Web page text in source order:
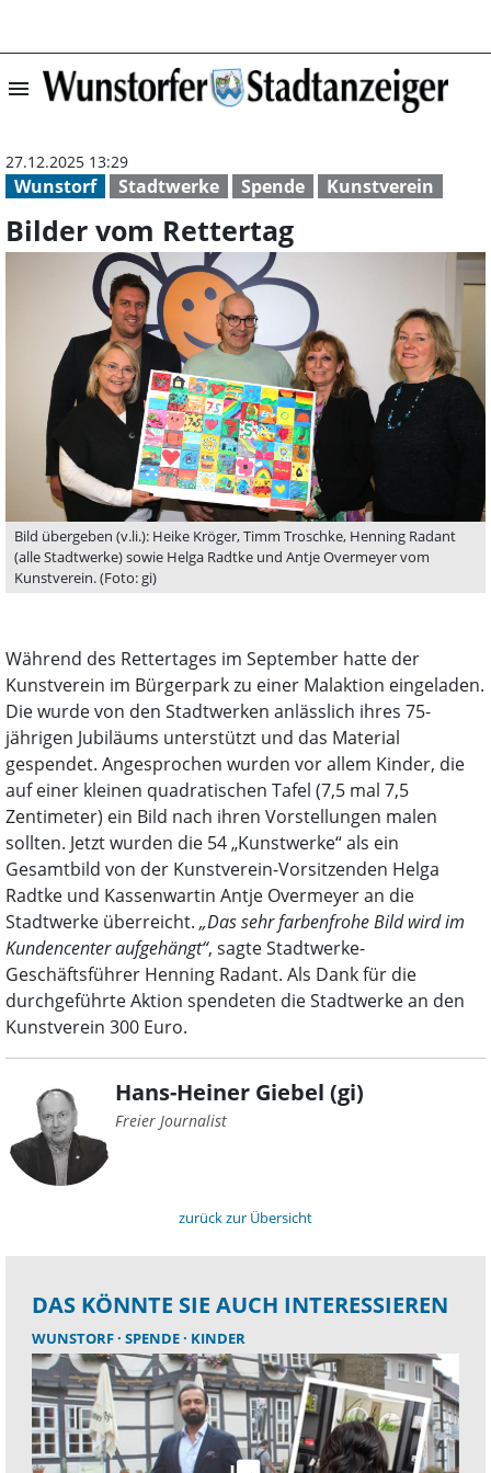
menu Bilder vom
Wunstorf Stadtwerke Spende Kunstverein
27.12.2025 13:29
Bilder vom Rettertag
Bild übergeben (v.li.): Heike Kröger, Timm Troschke, Henning Radant
(alle Stadtwerke) sowie Helga Radtke und Antje Overmeyer vom
Kunstverein. (Foto: gi)
Während des Rettertages im September hatte der
Kunstverein im Bürgerpark zu einer Malaktion eingeladen.
Die wurde von den Stadtwerken anlässlich ihres 75-
jährigen Jubiläums unterstützt und das Material
gespendet. Angesprochen wurden vor allem Kinder, die
auf einer kleinen quadratischen Tafel (7,5 mal 7,5
Zentimeter) ein Bild nach ihren Vorstellungen malen
sollten. Jetzt wurden die 54 „Kunstwerke“ als ein
Gesamtbild von der Kunstverein-Vorsitzenden Helga
Radtke und Kassenwartin Antje Overmeyer an die
Stadtwerke überreicht. „Das sehr farbenfrohe Bild wird im
Kundencenter aufgehängt“, sagte Stadtwerke-
Geschäftsführer Henning Radant. Als Dank für die
durchgeführte Aktion spendeten die Stadtwerke an den
Kunstverein 300 Euro.
Hans-Heiner Giebel (gi)
Freier Journalist
zurück zur Übersicht
DAS KÖNNTE SIE AUCH INTERESSIEREN
WUNSTORF SPENDE KINDER